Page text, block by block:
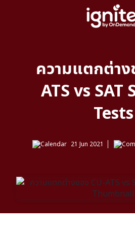
ความแตกต่าง
ATS vs SAT
Tests
21 Jun 2021